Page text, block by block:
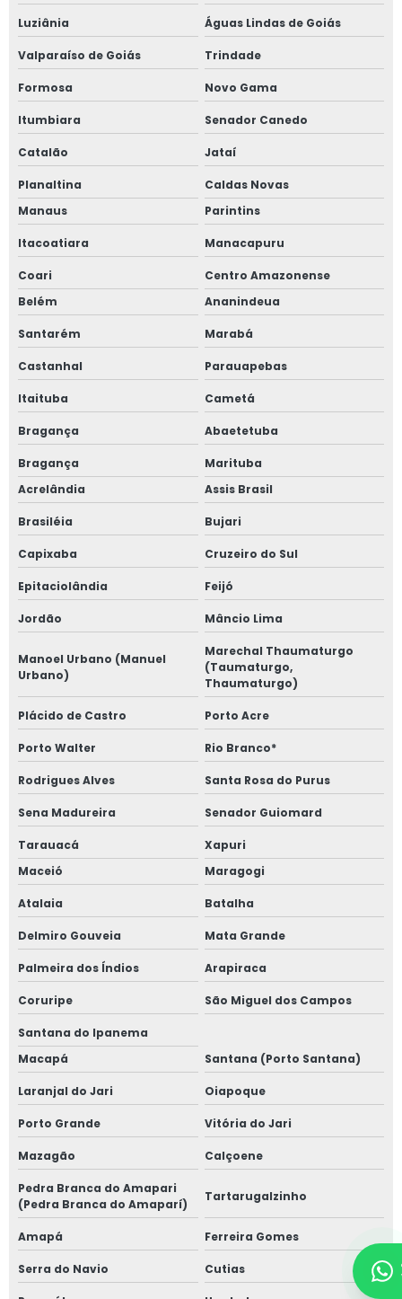
Luziânia Águas Lindas de Goiás
Valparaíso de Goiás Trindade
Formosa Novo Gama
Itumbiara Senador Canedo
Catalão Jataí
Planaltina
Caldas Novas
Manaus
Parintins
Itacoatiara Manacapuru
Coari
Centro Amazonense
Belém
Ananindeua
Santarém Marabá
Castanhal Parauapebas
Itaituba Cametá
Bragança Abaetetuba
Bragança
Marituba
Acrelândia
Assis Brasil
Brasiléia Bujari
Capixaba Cruzeiro do Sul
Epitaciolândia Feijó
Jordão Mâncio Lima
Manoel Urbano (Manuel
Urbano)
Marechal Thaumaturgo
(Taumaturgo,
Thaumaturgo)
Plácido de Castro Porto Acre
Porto Walter Rio Branco*
Rodrigues Alves Santa Rosa do Purus
Sena Madureira Senador Guiomard
Tarauacá
Xapuri
Maceió
Maragogi
Atalaia Batalha
Delmiro Gouveia Mata Grande
Palmeira dos Índios Arapiraca
Coruripe São Miguel dos Campos
Santana do Ipanema
Macapá
Santana (Porto Santana)
Laranjal do Jari Oiapoque
Porto Grande Vitória do Jari
Mazagão Calçoene
Pedra Branca do Amapari
(Pedra Branca do Amaparí)
Tartarugalzinho
Amapá Ferreira Gomes
Serra do Navio Cutias